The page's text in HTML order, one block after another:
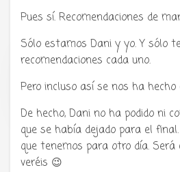
Tu radio y podcast
anime y cultura
Pues sí. Recomendaciones de
Sólo estamos Dani y yo. Y sólo
recomendaciones cada uno.
Pero incluso así se nos ha
De hecho, Dani no ha podido ni
que se había dejado para el
que tenemos para otro día. Será
veréis 😉